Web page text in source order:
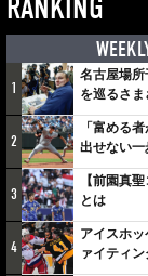
RANKING
1
名古屋場
を巡るさ
2
「富める
出せない一
3
【前園真
とは
4
アイスホ
ァイティ